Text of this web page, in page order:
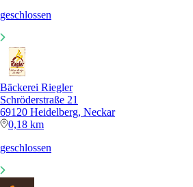
geschlossen
Bäckerei Riegler
Schröderstraße 21
69120 Heidelberg, Neckar
0,18 km
geschlossen